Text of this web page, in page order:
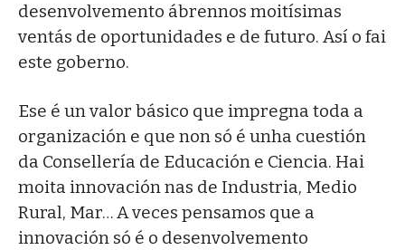
desenvolvemento ábrennos moitísimas
ventás de oportunidades e de futuro. Así o fai
este goberno.
Ese é un valor básico que impregna toda a
organización e que non só é unha cuestión
da Consellería de Educación e Ciencia. Hai
moita innovación nas de Industria, Medio
Rural, Mar… A veces pensamos que a
innovación só é o desenvolvemento